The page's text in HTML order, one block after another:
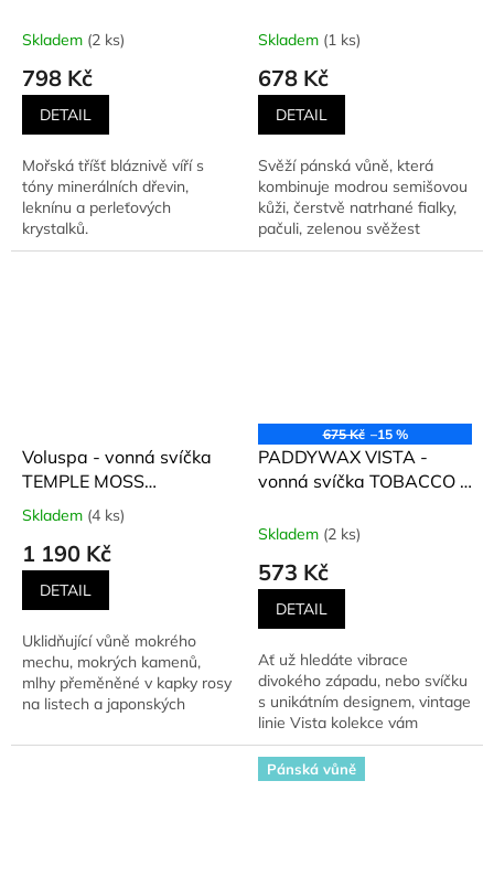
Skladem (2 ks)
798 Kč
DETAIL
Mořská tříšť bláznivě víří s
tóny minerálních dřevin,
leknínu a perleťových
krystalků.
Skladem (1 ks)
678 Kč
DETAIL
Svěží pánská vůně, která
kombinuje modrou semišovou
kůži, čerstvě natrhané fialky,
pačuli, zelenou svěžest
cypřišových větviček a...
Voluspa - vonná svíčka
TEMPLE MOSS
(Chrámový mech) 510 g
Průměrné
produktu
5,0
5
hvězdiček.
Skladem (4 ks)
1 190 Kč
DETAIL
Uklidňující vůně mokrého
mechu, mokrých kamenů,
mlhy přeměněné v kapky rosy
na listech a japonských
své...
675 Kč –15 %
PADDYWAX VISTA -
vonná svíčka TOBACCO &
pačuli) 340 g
Skladem (2 ks)
573 Kč
DETAIL
Ať už hledáte vibrace
divokého západu, nebo svíčku
s unikátním designem, vintage
linie Vista kolekce vám
přinese obojí.
Pánská vůně